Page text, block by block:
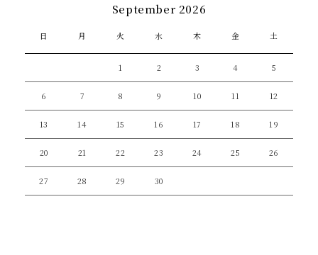
September 2026
日 月 火 水 木 金 土
1 2 3 4 5
6 7 8 9 10 11 12
13 14 15 16 17 18 19
20 21 22 23 24 25 26
27 28 29 30